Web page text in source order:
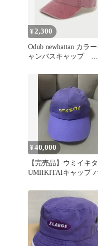
¥2,300
Odub newhattan カラ
ャンバスキャップ
¥40,000
【完売品】ウミイキ
UMIIKITAIキャップ